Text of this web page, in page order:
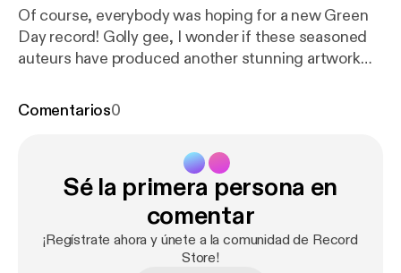
Of course, everybody was hoping for a new Green
Day record! Golly gee, I wonder if these seasoned
auteurs have produced another stunning artwork
Comentarios0
Sé la primera persona en
comentar
¡Regístrate ahora y únete a la comunidad de Record
Store!